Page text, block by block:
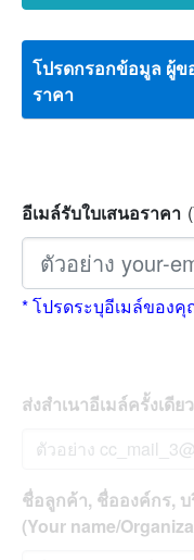
โปรดกรอกข้อมูล ผู้ข
ราคา
อีเมล์รับใบเสนอราคา
* โปรดระบุอีเมล์ของ
ส่งสำเนาอีเมล์ครั้งเดียว
ชื่อลูกค้า, ชื่อองค์กร,
(Your name/